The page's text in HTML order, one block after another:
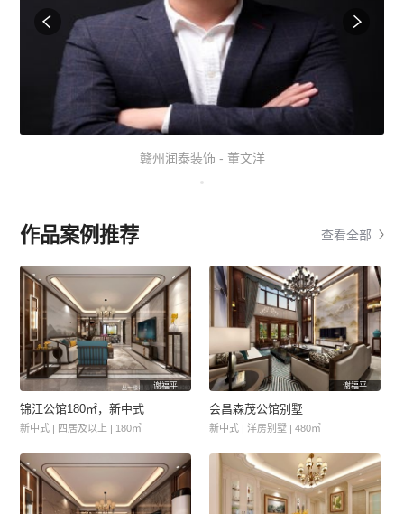
赣州润泰装饰 - 董文洋
作品案例推荐 查看全部
谢福平
锦江公馆180㎡，新中式
新中式 | 四居及以上 | 180㎡
谢福平
会昌森茂公馆别墅
新中式 | 洋房别墅 | 480㎡